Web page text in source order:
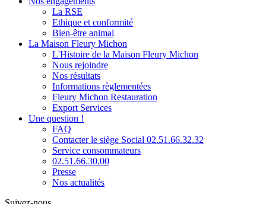
La RSE
Ethique et conformité
Bien-être animal
La Maison Fleury Michon
L'Histoire de la Maison Fleury Michon
Nous rejoindre
Nos résultats
Informations règlementées
Fleury Michon Restauration
Export Services
Une question !
FAQ
Contacter le siège Social 02.51.66.32.32
Service consommateurs
02.51.66.30.00
Presse
Nos actualités